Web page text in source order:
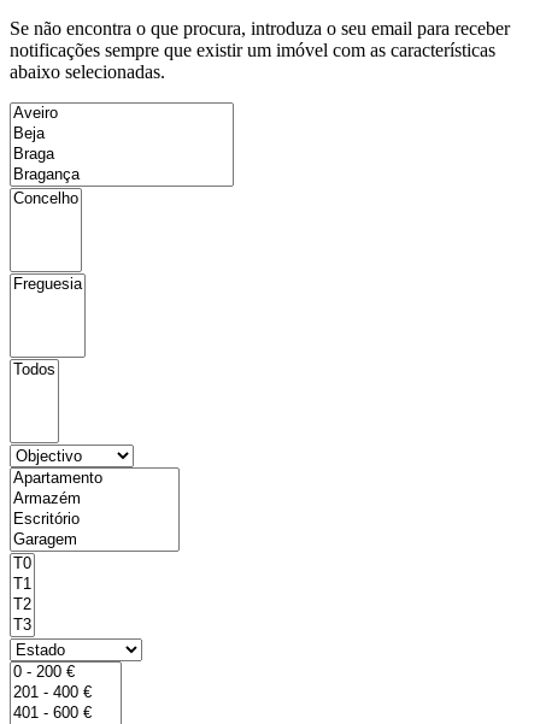
Se não encontra o que procura, introduza o seu email para receber
notificações sempre que existir um imóvel com as características
abaixo selecionadas.